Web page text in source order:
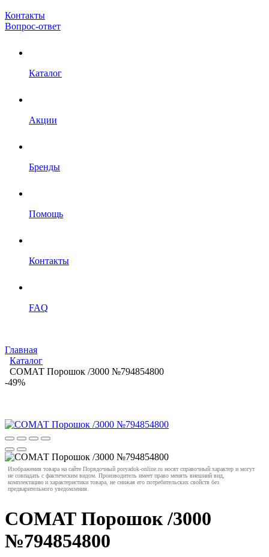
Контакты
Вопрос-ответ
Каталог
Акции
Бренды
Помощь
Контакты
FAQ
Главная
Каталог
СОМАТ Порошок /3000 №794854800
-49%
Изображения товара на сайте Порядочный poryadok-online.ru носят справочный характер и могут
не совпадать с фактическим видом. Производитель имеет право менять внешний вид,
комплектацию и характеристики товара, не снижая его потребительских свойств без
предварительного уведомления.
СОМАТ Порошок /3000
№794854800